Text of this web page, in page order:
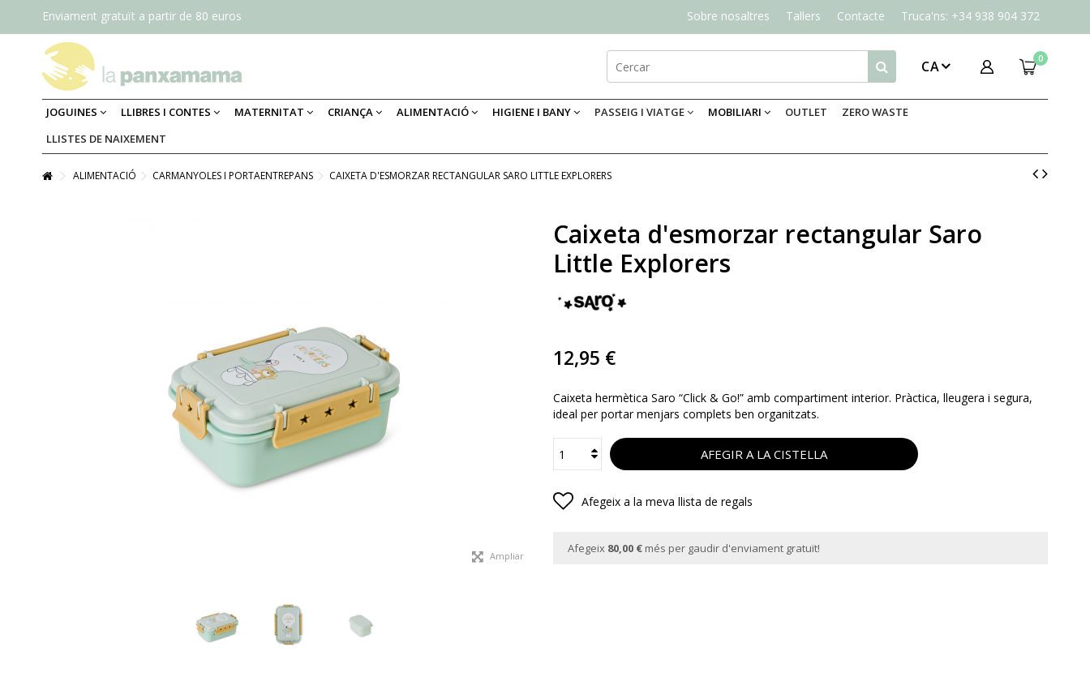
Sobre nosaltres Tallers Contacte Truca'ns: +34 938 904 372
Enviament gratuït a partir de 80 euros
0
CA
JOGUINES LLIBRES I CONTES MATERNITAT CRIANÇA ALIMENTACIÓ HIGIENE I BANY PASSEIG I VIATGE MOBILIARI OUTLET
ZERO WASTE
LLISTES DE NAIXEMENT
ALIMENTACIÓ CARMANYOLES I PORTAENTREPANS CAIXETA D'ESMORZAR RECTANGULAR SARO LITTLE EXPLORERS
Ampliar
Caixeta d'esmorzar rectangular Saro
Little Explorers
12,95 €
Caixeta hermètica Saro “Click & Go!” amb compartiment interior. Pràctica, lleugera i segura,
ideal per portar menjars complets ben organitzats.
AFEGIR A LA CISTELLA
Afegeix a la meva llista de regals
Afegeix 80,00 € més per gaudir d'enviament gratuït!